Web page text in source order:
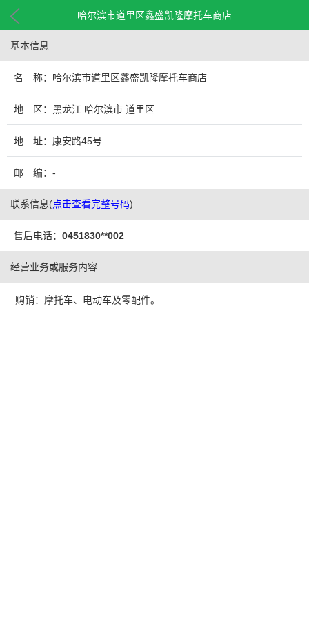
哈尔滨市道里区鑫盛凯隆摩托车商店
基本信息
名 称：哈尔滨市道里区鑫盛凯隆摩托车商店
地 区：黑龙江 哈尔滨市 道里区
地 址：康安路45号
邮 编：-
联系信息(点击查看完整号码)
售后电话： 0451830**002
经营业务或服务内容
购销：摩托车、电动车及零配件。